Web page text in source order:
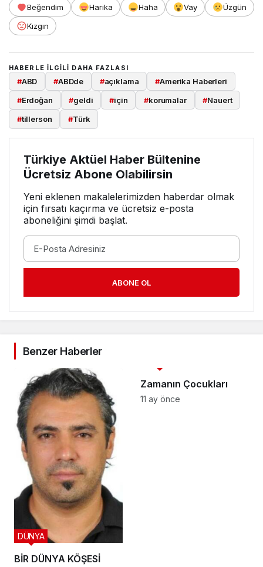
Beğendim Harika Haha Vay
Üzgün
Kızgın
HABERLE ILGILI DAHA FAZLASI
#ABD #ABDde #açıklama #Amerika Haberleri
#Erdoğan #geldi #için #korumalar #Nauert
#tillerson #Türk
Türkiye Aktüel Haber Bültenine
Ücretsiz Abone Olabilirsin
Yeni eklenen makalelerimizden haberdar olmak
için fırsatı kaçırma ve ücretsiz e-posta
aboneliğini şimdi başlat.
ABONE OL
Benzer Haberler
BİR DÜNYA KÖŞESİ
DÜNYA
Zamanın Çocukları
11 ay önce